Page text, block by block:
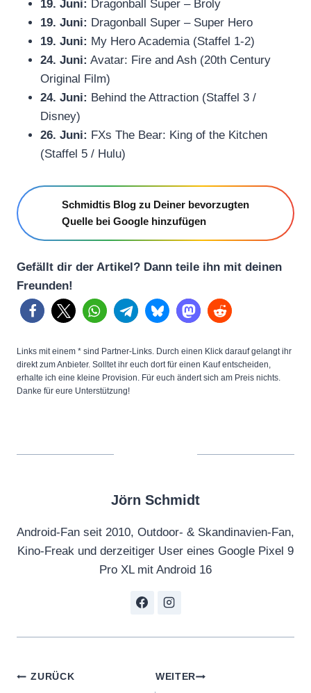
19. Juni: Dragonball Super – Broly
19. Juni: Dragonball Super – Super Hero
19. Juni: My Hero Academia (Staffel 1-2)
24. Juni: Avatar: Fire and Ash (20th Century
Original Film)
24. Juni: Behind the Attraction (Staffel 3 /
Disney)
26. Juni: FXs The Bear: King of the Kitchen
(Staffel 5 / Hulu)
Schmidtis Blog zu Deiner bevorzugten
Quelle bei Google hinzufügen
Gefällt dir der Artikel? Dann teile ihn mit deinen
Freunden!
Links mit einem * sind Partner-Links. Durch einen Klick darauf gelangt ihr
direkt zum Anbieter. Solltet ihr euch dort für einen Kauf entscheiden,
erhalte ich eine kleine Provision. Für euch ändert sich am Preis nichts.
Danke für eure Unterstützung!
Jörn Schmidt
Android-Fan seit 2010, Outdoor- & Skandinavien-Fan,
Kino-Freak und derzeitiger User eines Google Pixel 9
Pro XL mit Android 16
Beitragsnavigation
ZURÜCK WEITER